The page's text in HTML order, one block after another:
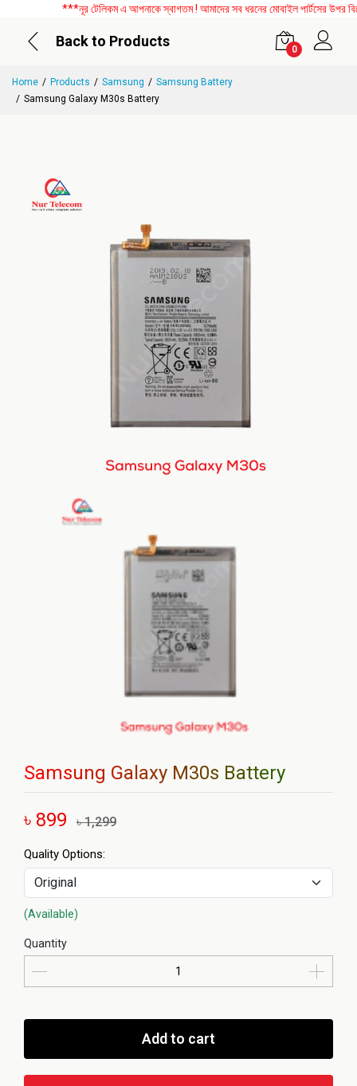
***নূর টেলিকম এ আপনাকে স্বাগতম ! আমাদের সব ধরনের মোবাইল পার্টসের উপর
Back to Products
0
Home Products Samsung
Samsung Battery
Samsung Galaxy M30s Battery
Samsung Galaxy M30s Battery
৳ 899 ৳ 1,299
Quality Options:
(Available)
Quantity
Add to cart